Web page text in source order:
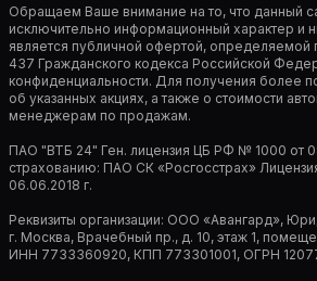
Обращаем Ваше внимание на то, что данный
исключительно информационный характер и
является публичной офертой, определяемой
437 Гражданского кодекса Российской
конфиденциальности. Для получения более
об указанных акциях, а также о стоимости
менеджерам по продажам.
ПАО "ВТБ 24" Ген. лицензия ЦБ РФ № 1000 от
страхованию: ПАО СК «Росгосстрах»
06.06.2018 г.
Реквизиты организации: ООО «Авангард»,
г. Москва, Врачебный пр., д. 10, этаж 1,
ИНН 7733360920, КПП 773301001, ОГРН